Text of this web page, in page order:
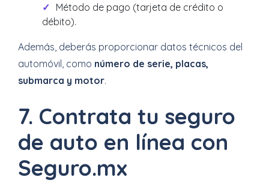
Método de pago (tarjeta de crédito o
débito).
Además, deberás proporcionar datos técnicos del
automóvil, como número de serie, placas,
submarca y motor.
7. Contrata tu seguro
de auto en línea con
Seguro.mx